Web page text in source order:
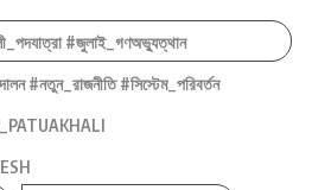
#জুলাই_গণঅভ্যুত্থান
#নতুন_রাজনীতি #সিস্টেম_পরিবর্তন